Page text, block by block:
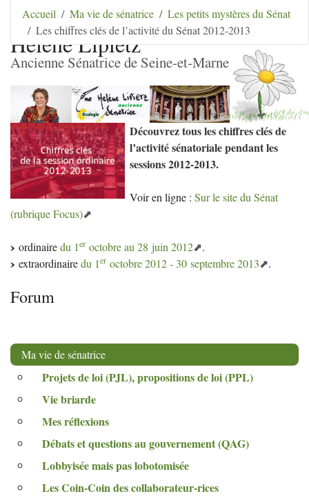
Aller au contenu Aller au menu
Aller au menu
secondaire
| Aller à la recherche
Hélène Lipietz
Ancienne Sénatrice de Seine-et-Marne
Accueil Ma vie de sénatrice
Les petits mystères du Sénat
Les chiffres clés de l’activité du Sénat 2012-2013
Découvrez tous les chiffres clés de
l’activité sénatoriale pendant les
sessions 2012-2013.
Voir en ligne :Sur le site du Sénat
(rubrique Focus)
ordinairedu 1er octobre au 28 juin 2012
.
extraordinairedu 1er octobre 2012 - 30 septembre 2013 .
Forum
Ma vie de sénatrice
Projets de loi (PJL), propositions de loi (PPL)
Vie briarde
Mes réflexions
Débats et questions au gouvernement (QAG)
Lobbyisée mais pas lobotomisée
Les Coin-Coin des collaborateur-rices